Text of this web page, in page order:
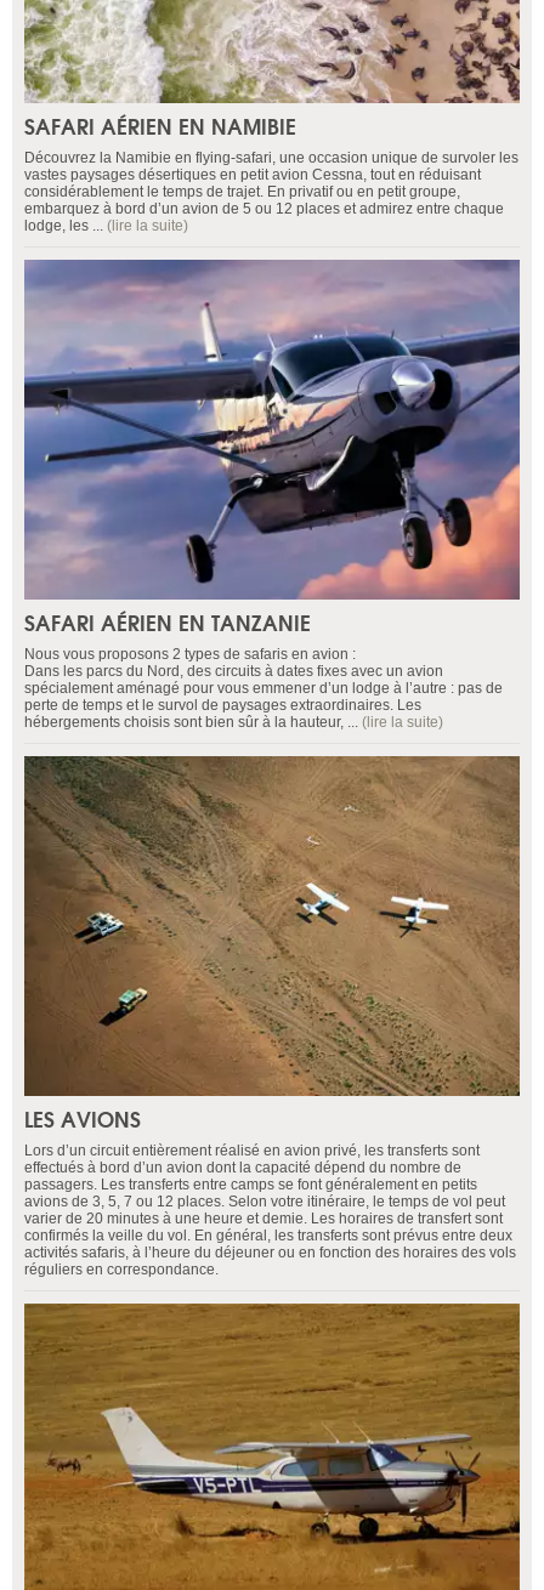
SAFARI AÉRIEN EN NAMIBIE
Découvrez la Namibie en flying-safari, une occasion unique de survoler les
vastes paysages désertiques en petit avion Cessna, tout en réduisant
considérablement le temps de trajet. En privatif ou en petit groupe,
embarquez à bord d’un avion de 5 ou 12 places et admirez entre chaque
lodge, les ... (lire la suite)
SAFARI AÉRIEN EN TANZANIE
Nous vous proposons 2 types de safaris en avion :
Dans les parcs du Nord, des circuits à dates fixes avec un avion
spécialement aménagé pour vous emmener d’un lodge à l’autre : pas de
perte de temps et le survol de paysages extraordinaires. Les
hébergements choisis sont bien sûr à la hauteur, ... (lire la suite)
LES AVIONS
Lors d’un circuit entièrement réalisé en avion privé, les transferts sont
effectués à bord d’un avion dont la capacité dépend du nombre de
passagers. Les transferts entre camps se font généralement en petits
avions de 3, 5, 7 ou 12 places. Selon votre itinéraire, le temps de vol peut
varier de 20 minutes à une heure et demie. Les horaires de transfert sont
confirmés la veille du vol. En général, les transferts sont prévus entre deux
activités safaris, à l’heure du déjeuner ou en fonction des horaires des vols
réguliers en correspondance.